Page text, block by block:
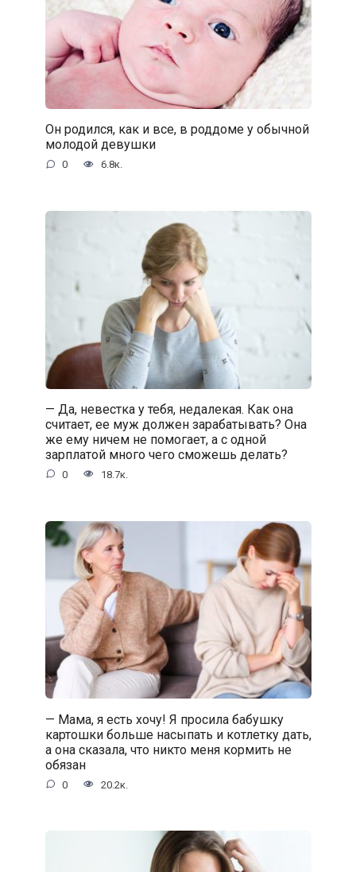
Он родился, как и все, в роддоме у обычной
молодой девушки
0 6.8к.
— Да, невестка у тебя, недалекая. Как она
считает, ее муж должен зарабатывать? Она
же ему ничем не помогает, а с одной
зарплатой много чего сможешь делать?
0 18.7к.
— Мама, я есть хочу! Я просила бабушку
картошки больше насыпать и котлетку дать,
а она сказала, что никто меня кормить не
обязан
0 20.2к.